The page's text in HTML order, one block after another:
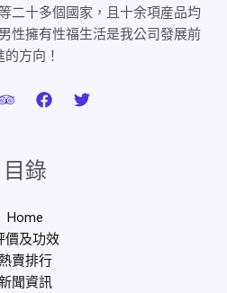
二十多個國家，且十余項産品均
性擁有性福生活是我公司發展前
的方向！
目錄
Home
價及功效
賣排行
聞資訊